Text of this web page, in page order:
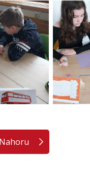
Nahoru